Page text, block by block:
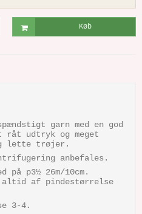
Køb
garn med en god
udtryk og meget
lette trøjer.
anbefales.
på p3½ 26m/10cm.
altid af pindestørrelse
3-4.